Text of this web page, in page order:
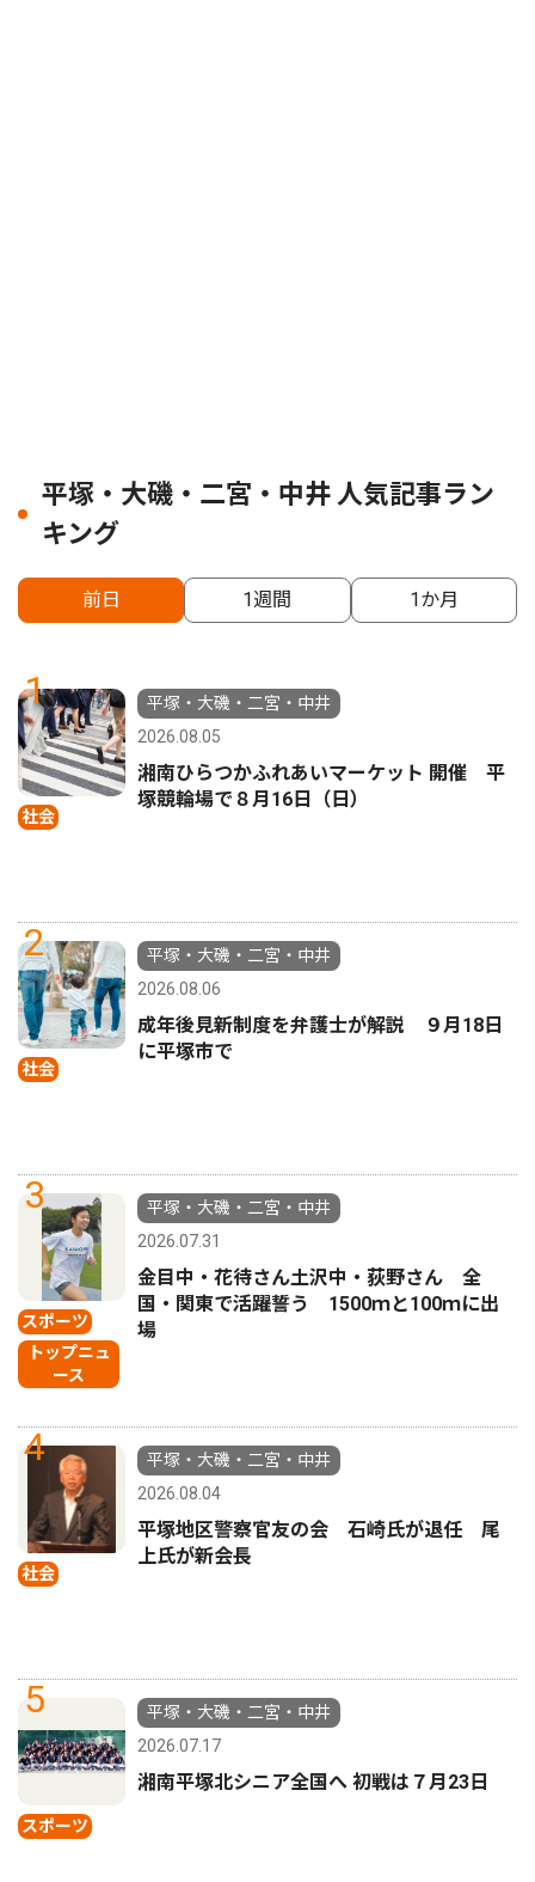
平塚・大磯・二宮・中井 人気記事ラン
キング
前日 1週間 1か月
1
社会
平塚・大磯・二宮・中井
2026.08.05
湘南ひらつかふれあいマーケット 開催 平
塚競輪場で８月16日（日）
2
社会
平塚・大磯・二宮・中井
2026.08.06
成年後見新制度を弁護士が解説 ９月18日
に平塚市で
3
スポーツ
トップニュ
ース
平塚・大磯・二宮・中井
2026.07.31
金目中・花待さん土沢中・荻野さん 全
国・関東で活躍誓う 1500ｍと100ｍに出
場
4
社会
平塚・大磯・二宮・中井
2026.08.04
平塚地区警察官友の会 石崎氏が退任 尾
上氏が新会長
5
スポーツ
平塚・大磯・二宮・中井
2026.07.17
湘南平塚北シニア全国へ 初戦は７月23日